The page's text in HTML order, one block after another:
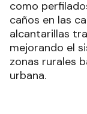
como
caños en las
alcantarillas
mejorando el
zonas rurales
urbana.